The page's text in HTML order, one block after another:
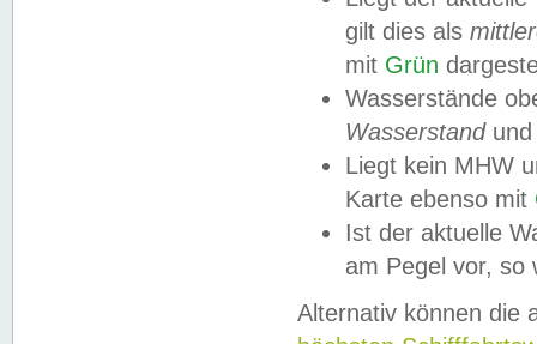
gilt dies als
mit Grün
Wasserstände
Wasserstandund
Liegt kein MHW
Karte ebenso mit
Ist der aktuelle
am Pegel vor,
Alternativ können die